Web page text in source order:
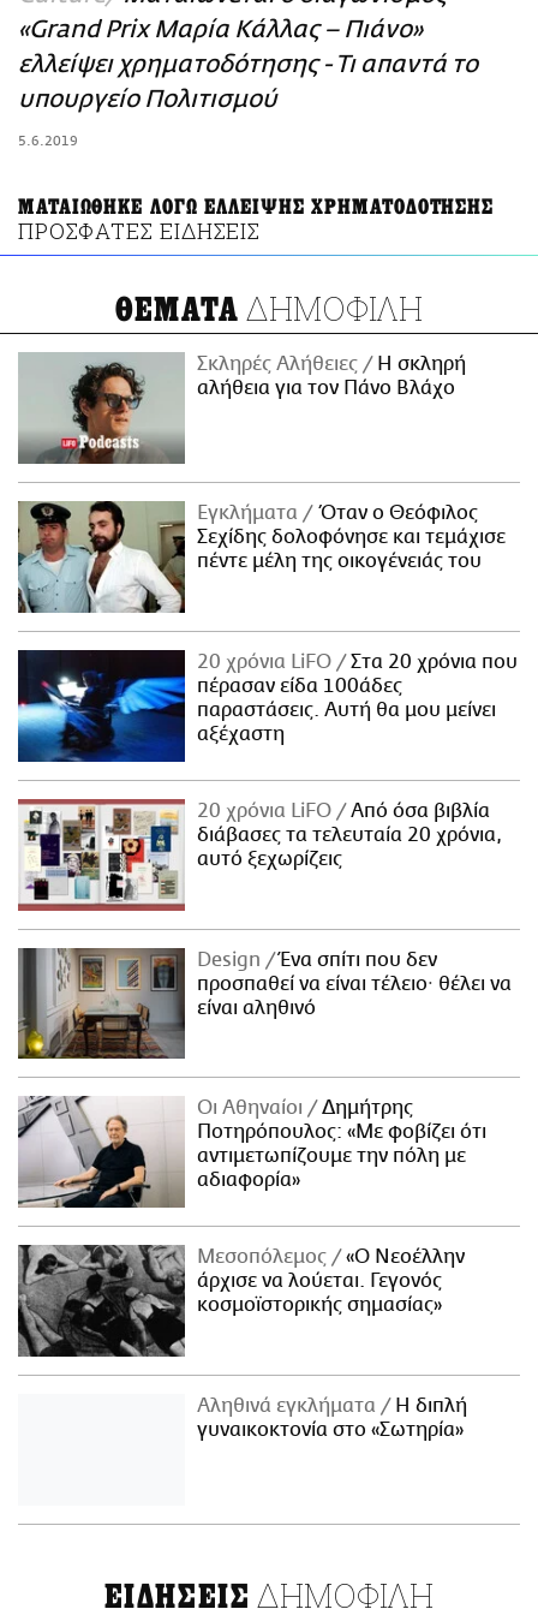
ΑΜΠΑ
PRINT
«Grand Prix Μαρία Κάλλας – Πιάνο»
ελλείψει χρηματοδότησης - Τι απαντά το
υπουργείο Πολιτισμού
5.6.2019
ΜΑΤΑΙΩΘΗΚΕ ΛΟΓΩ ΕΛΛΕΙΨΗΣ ΧΡΗΜΑΤΟΔΟΤΗΣΗΣ
ΠΡΟΣΦΑΤΕΣ ΕΙΔΗΣΕΙΣ
ΘΕΜΑΤΑ ΔΗΜΟΦΙΛΗ
Σκληρές Αλήθειες
H σκληρή
αλήθεια για τον Πάνο Βλάχο
Εγκλήματα
Όταν ο Θεόφιλος
Σεχίδης δολοφόνησε και τεμάχισε
πέντε μέλη της οικογένειάς του
20 χρόνια LiFO
Στα 20 χρόνια που
πέρασαν είδα 100άδες
παραστάσεις. Αυτή θα μου μείνει
αξέχαστη
20 χρόνια LiFO
Από όσα βιβλία
διάβασες τα τελευταία 20 χρόνια,
αυτό ξεχωρίζεις
Design
Ένα σπίτι που δεν
προσπαθεί να είναι τέλειο· θέλει να
είναι αληθινό
Οι Αθηναίοι
Δημήτρης
Ποτηρόπουλος: «Με φοβίζει ότι
αντιμετωπίζουμε την πόλη με
αδιαφορία»
Μεσοπόλεμος
«Ο Νεοέλλην
άρχισε να λούεται. Γεγονός
κοσμοϊστορικής σημασίας»
Αληθινά εγκλήματα
Η διπλή
γυναικοκτονία στο «Σωτηρία»
ΕΙΔΗΣΕΙΣ ΔΗΜΟΦΙΛΗ